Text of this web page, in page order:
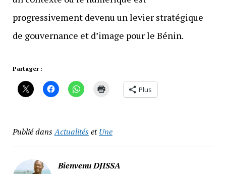
progressivement devenu un levier stratégique
de gouvernance et d’image pour le Bénin.
Partager :
Plus
Publié dansActualitésetUne
Bienvenu DJISSA